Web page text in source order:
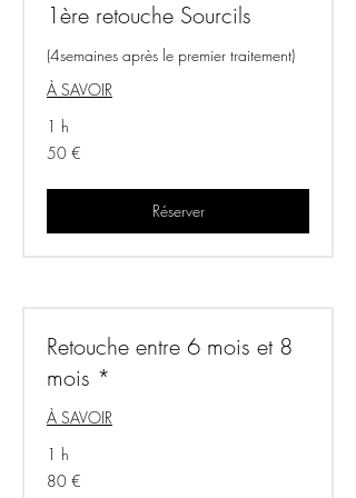
1ère retouche Sourcils
(4semaines après le premier traitement)
À SAVOIR
1 h
50
euros
50 €
Réserver
Retouche entre 6 mois et 8
mois *
À SAVOIR
1 h
80
euros
80 €